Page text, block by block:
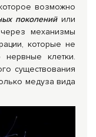
возможно
поколений или
механизмы
которые не
нервные клетки.
существования
медуза вида